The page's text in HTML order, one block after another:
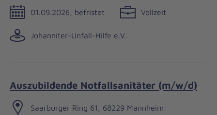
01.09.2026, befristet Vollzeit
Johanniter-Unfall-Hilfe e.V.
Auszubildende Notfallsanitäter (m/w/d)
Saarburger Ring 61, 68229 Mannheim